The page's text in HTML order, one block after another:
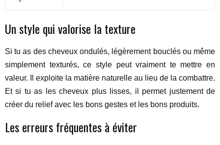
Un style qui valorise la texture
Si tu as des cheveux ondulés, légèrement bouclés ou même
simplement texturés, ce style peut vraiment te mettre en
valeur. Il exploite la matière naturelle au lieu de la combattre.
Et si tu as les cheveux plus lisses, il permet justement de
créer du relief avec les bons gestes et les bons produits.
Les erreurs fréquentes à éviter